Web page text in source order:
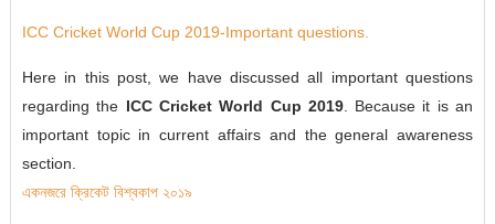
ICC Cricket World Cup 2019-Important questions.
Here in this post, we have discussed all important questions
regarding the ICC Cricket World Cup 2019. Because it is an
important topic in current affairs and the general awareness
section.
একনজরে ক্রিকেট বিশ্বকাপ ২০১৯